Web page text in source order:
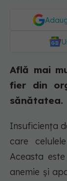
Află mai
fier din
sănătatea.
Insuficiența
care
Aceasta
anemie și